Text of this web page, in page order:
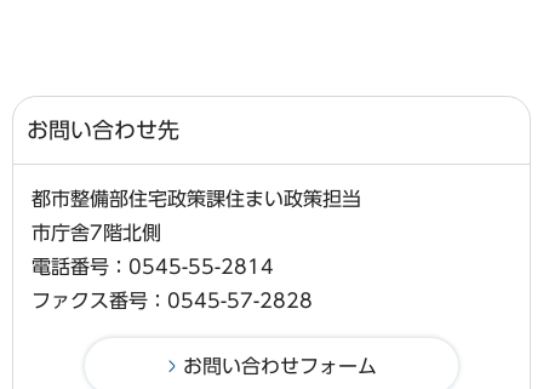
お問い合わせ先
都市整備部住宅政策課住まい政策担当
市庁舎7階北側
電話番号：0545-55-2814
ファクス番号：0545-57-2828